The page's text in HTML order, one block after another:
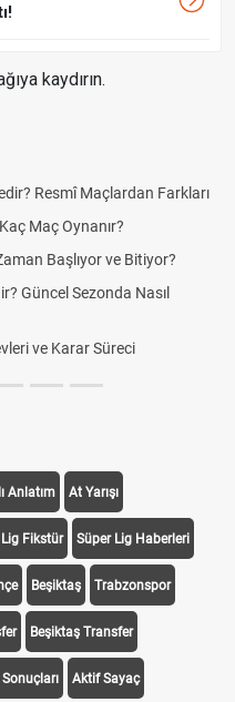
kaydırın.
Resmî Maçlardan Farkları
Maç Oynanır?
Başlıyor ve Bitiyor?
Güncel Sezonda Nasıl
ve Karar Süreci
Anlatım At Yarışı
Fikstür Süper Lig Haberleri
Beşiktaş Trabzonspor
Beşiktaş Transfer
Aktif Sayaç